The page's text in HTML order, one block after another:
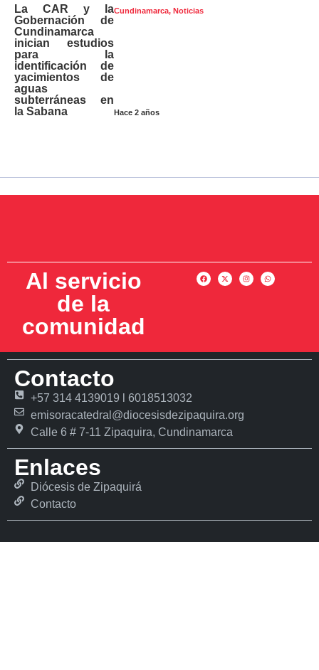
Cundinamarca, Noticias
Hace 2 años
La CAR y la
Gobernación de
Cundinamarca
inician estudios
para la
identificación de
yacimientos de
aguas
subterráneas en
la Sabana
Al servicio
de la
comunidad
Contacto
+57 314 4139019 l 6018513032
emisoracatedral@diocesisdezipaquira.org
Calle 6 # 7-11 Zipaquira, Cundinamarca
Enlaces
Diócesis de Zipaquirá
Contacto